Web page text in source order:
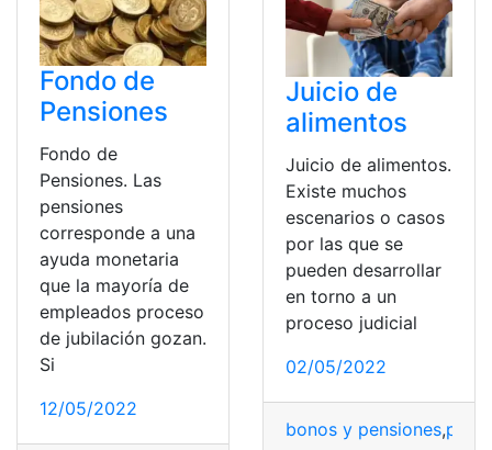
Fondo de
Pensiones
Fondo de
Pensiones. Las
pensiones
corresponde a una
ayuda monetaria
que la mayoría de
empleados proceso
de jubilación gozan.
Si
12/05/2022
Juicio de
alimentos
Juicio de alimentos.
Existe muchos
escenarios o casos
por las que se
pueden desarrollar
en torno a un
proceso judicial
02/05/2022
bonos y pensiones,